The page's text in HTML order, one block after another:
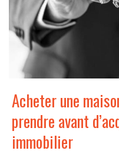
Acheter une
prendre avant
immobilier